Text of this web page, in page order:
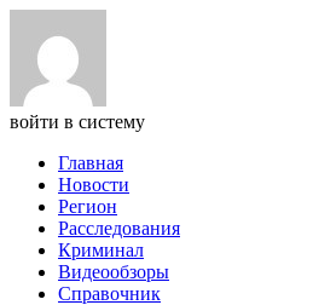
войти в систему
Главная
Новости
Регион
Расследования
Криминал
Видеообзоры
Справочник